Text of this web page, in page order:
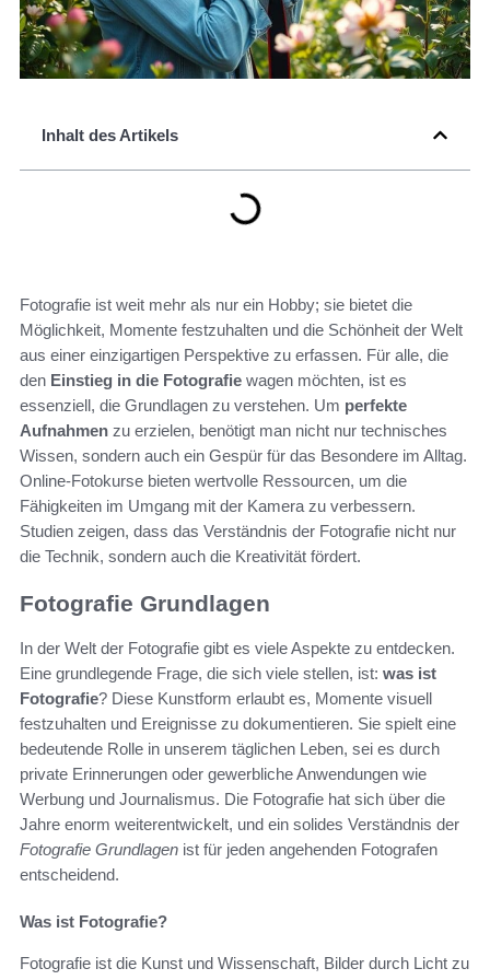
Inhalt des Artikels
Fotografie ist weit mehr als nur ein Hobby; sie bietet die
Möglichkeit, Momente festzuhalten und die Schönheit der Welt
aus einer einzigartigen Perspektive zu erfassen. Für alle, die
den Einstieg in die Fotografie wagen möchten, ist es
essenziell, die Grundlagen zu verstehen. Um perfekte
Aufnahmen zu erzielen, benötigt man nicht nur technisches
Wissen, sondern auch ein Gespür für das Besondere im Alltag.
Online-Fotokurse bieten wertvolle Ressourcen, um die
Fähigkeiten im Umgang mit der Kamera zu verbessern.
Studien zeigen, dass das Verständnis der Fotografie nicht nur
die Technik, sondern auch die Kreativität fördert.
Fotografie Grundlagen
In der Welt der Fotografie gibt es viele Aspekte zu entdecken.
Eine grundlegende Frage, die sich viele stellen, ist: was ist
Fotografie? Diese Kunstform erlaubt es, Momente visuell
festzuhalten und Ereignisse zu dokumentieren. Sie spielt eine
bedeutende Rolle in unserem täglichen Leben, sei es durch
private Erinnerungen oder gewerbliche Anwendungen wie
Werbung und Journalismus. Die Fotografie hat sich über die
Jahre enorm weiterentwickelt, und ein solides Verständnis der
Fotografie Grundlagen ist für jeden angehenden Fotografen
entscheidend.
Was ist Fotografie?
Fotografie ist die Kunst und Wissenschaft, Bilder durch Licht zu